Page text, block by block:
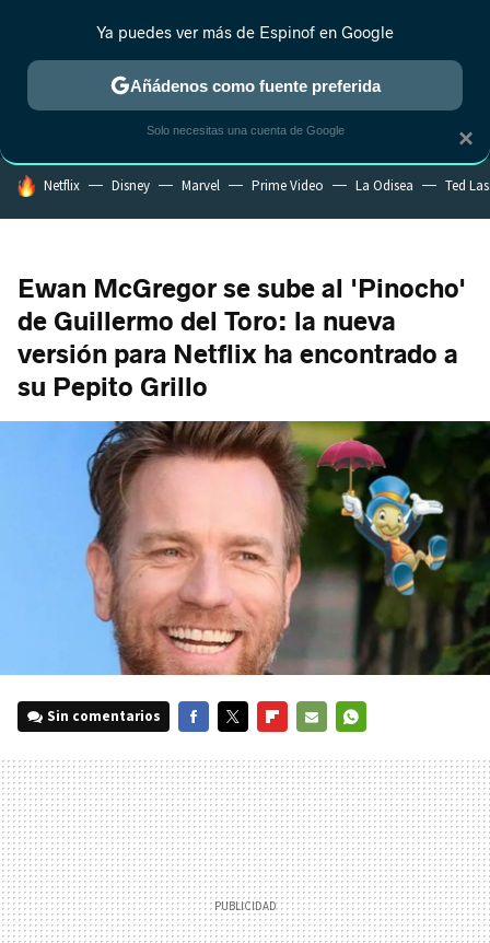
MENÚ NUEVO
ESTRENOS REALITY ANIME RANKINGS CINE
HOY SE HABLA DE
Netflix Disney Marvel Prime Video La Odisea Ted
Ewan McGregor se sube al 'Pinocho'
de Guillermo del Toro: la nueva
versión para Netflix ha encontrado a
su Pepito Grillo
Sin comentarios
MAIL
×
Ya puedes ver más de Espinof en Google
Añádenos como fuente preferida
Solo necesitas una cuenta de Google